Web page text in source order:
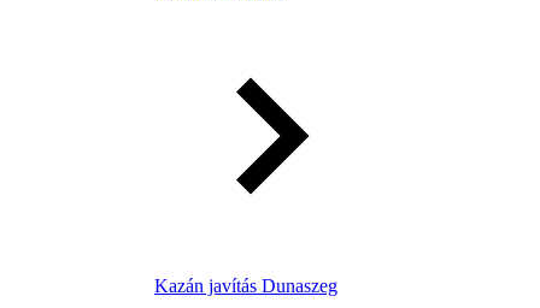
Kazán javítás Dunaszeg